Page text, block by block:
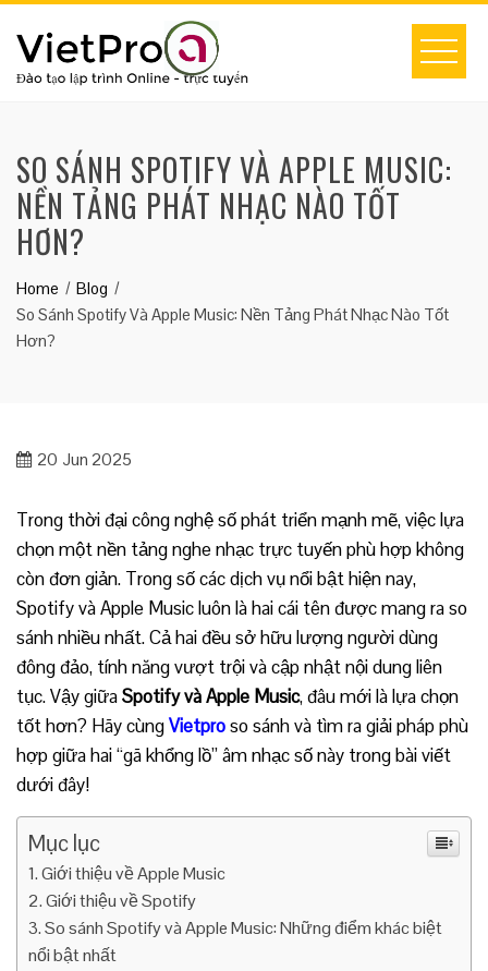
content
SO SÁNH SPOTIFY VÀ APPLE MUSIC:
NỀN TẢNG PHÁT NHẠC NÀO TỐT
HƠN?
Home
Blog
So Sánh Spotify Và Apple Music: Nền Tảng Phát Nhạc Nào Tốt
Hơn?
20 Jun 2025
Trong thời đại công nghệ số phát triển mạnh mẽ, việc lựa
chọn một nền tảng nghe nhạc trực tuyến phù hợp không
còn đơn giản. Trong số các dịch vụ nổi bật hiện nay,
Spotify và Apple Music luôn là hai cái tên được mang ra so
sánh nhiều nhất. Cả hai đều sở hữu lượng người dùng
đông đảo, tính năng vượt trội và cập nhật nội dung liên
tục. Vậy giữaSpotify và Apple Music, đâu mới là lựa chọn
tốt hơn? Hãy cùngVietproso sánh và tìm ra giải pháp phù
hợp giữa hai “gã khổng lồ” âm nhạc số này trong bài viết
dưới đây!
Mục lục
Giới thiệu về Apple Music
Giới thiệu về Spotify
So sánh Spotify và Apple Music: Những điểm khác biệt
nổi bật nhất